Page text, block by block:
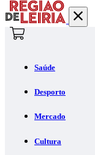
Saúde
Desporto
Mercado
Cultura